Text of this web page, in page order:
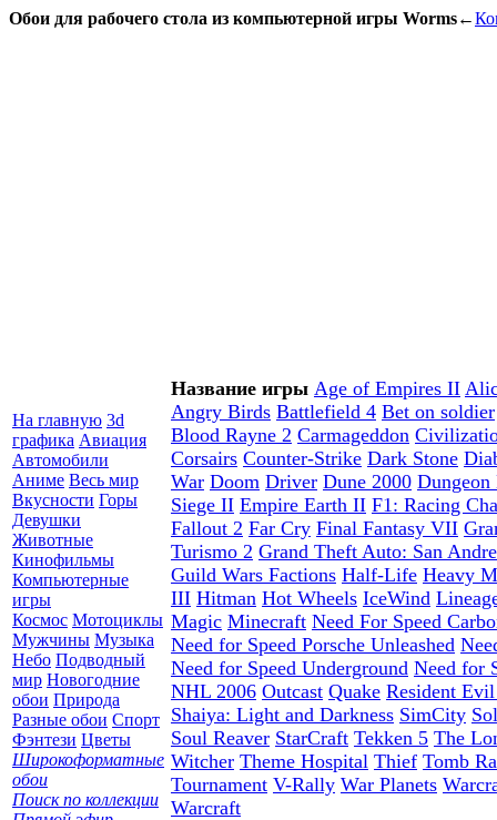
Обои для рабочего стола из компьютерной игры Worms←
На главную 3d
графика Авиация
Автомобили
Аниме Весь мир
Вкусности Горы
Девушки
Животные
Кинофильмы
Компьютерные
игры
Космос Мотоциклы
Мужчины Музыка
Небо Подводный
мир Новогодние
обои Природа
Разные обои Спорт
Фэнтези Цветы
Широкоформатные
обои
Поиск по коллекции
Название игры Age of Empires II
Angry Birds Battlefield 4 Bet on soldier
Blood Rayne 2 Carmageddon
Corsairs Counter-Strike Dark Stone
War Doom Driver Dune 2000 Dungeon
Siege II Empire Earth II F1: Racing
Fallout 2 Far Cry Final Fantasy VII
Turismo 2 Grand Theft Auto: San
Guild Wars Factions Half-Life Heavy
III Hitman Hot Wheels IceWind
Magic Minecraft Need For Speed
Need for Speed Porsche Unleashed
Need for Speed Underground Need for
NHL 2006 Outcast Quake Resident
Shaiya: Light and Darkness SimCity
Soul Reaver StarCraft Tekken 5 The
Witcher Theme Hospital Thief Tomb
Tournament V-Rally War Planets
Warcraft